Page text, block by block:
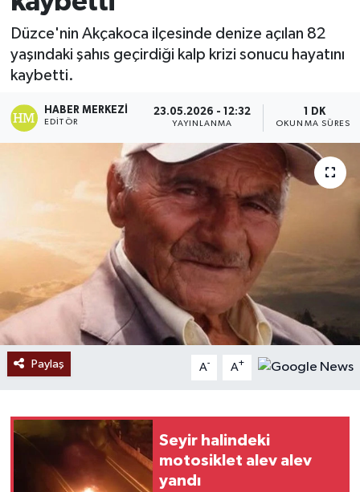
Düzce'nin Akçakoca ilçesinde denize açılan 82
yaşındaki şahıs geçirdiği kalp krizi sonucu hayatını
kaybetti.
HABER MERKEZI
EDITÖR
23.05.2026 - 12:32
YAYINLANMA
1 DK
OKUNMA SÜRESI
Paylaş A- A+
Seyir halindeki
motosiklet alev alev
yandı
Ekonomi
Sağlık
Tokat Haber